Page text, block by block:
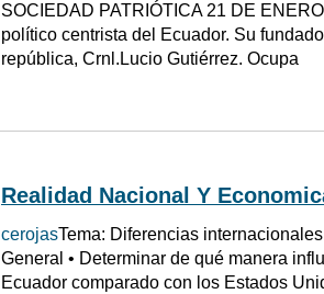
SOCIEDAD PATRIÓTICA 21 DE
político centrista del Ecuador. Su
república, Crnl.Lucio Gutiérrez. Ocupa
Realidad Nacional Y
cerojasTema: Diferencias
General • Determinar de qué manera
Ecuador comparado con los Estados